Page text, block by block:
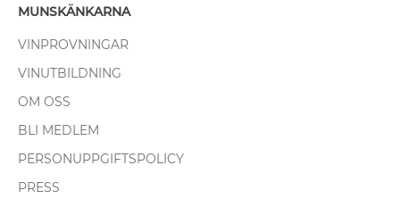
MUNSKÄNKARNA
VINPROVNINGAR
VINUTBILDNING
OM OSS
BLI MEDLEM
PERSONUPPGIFTSPOLICY
PRESS